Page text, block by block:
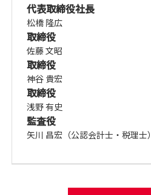
代表取締役社長
松橋 隆広
取締役
佐藤 文昭
取締役
神谷 貴宏
取締役
浅野 有史
監査役
矢川 昌宏（公認会計士・税理士）